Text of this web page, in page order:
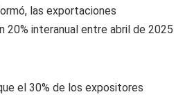
las exportaciones
20% interanual entre abril de 2025
el 30% de los expositores